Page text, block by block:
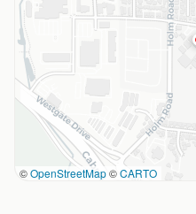
©OpenStreetMap©CARTO